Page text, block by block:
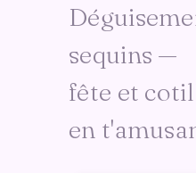
sequins —
fête et
en